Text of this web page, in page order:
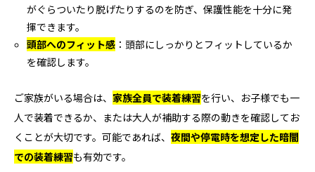
がぐらついたり脱げたりするのを防ぎ、保護性能を十分に発
揮できます。
頭部へのフィット感 ：頭部にしっかりとフィットしているか
を確認します。
ご家族がいる場合は、 家族全員で装着練習を行い、お子様でも一
人で装着できるか、または大人が補助する際の動きを確認してお
くことが大切です。可能であれば、 夜間や停電時を想定した暗闇
での装着練習も有効です。